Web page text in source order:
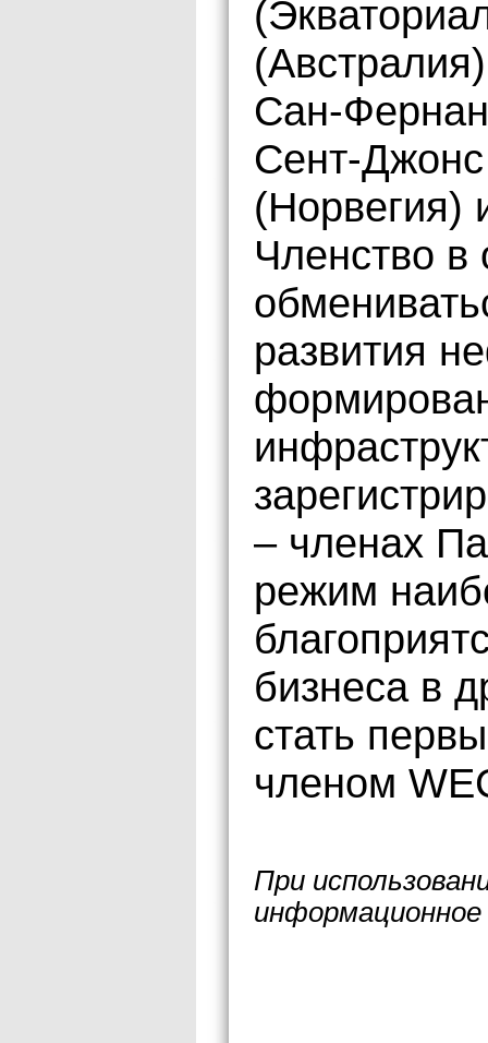
Сан-
Сент-
(Норвегия)
Членство в
развития
– членах
режим
бизнеса в
стать
членом
При